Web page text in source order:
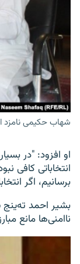
شهاب حکیمی نامزد
او افزود: "در
انتخاباتی کافی
برسانیم، اگر
بشیر احمد ته‌ینج
ناامنی‌ها مانع